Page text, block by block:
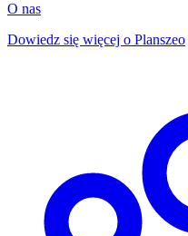
O nas
Dowiedz się więcej o Planszeo